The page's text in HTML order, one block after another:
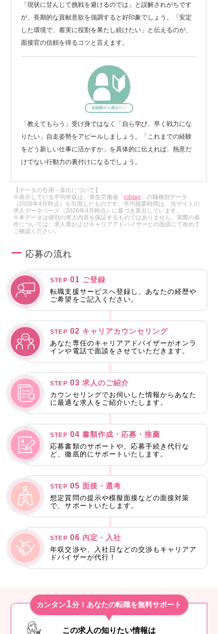
「現状に甘んじて挑戦を避けるのでは」と誤解されがちです
が、長期的な貢献意欲を強調すると好印象でしょう。「安定
した環境で、着実に役割を果たし続けたい」と伝えるのが、
面接官の信頼を得るコツと言えます。
未経験から挑みたい
「教えてもらう」受け身ではなく「自ら学び、早く戦力にな
りたい」自走姿勢をアピールしましょう。「これまでの経験
をどう新しい仕事に活かすか」を具体的に伝えれば、熱意だ
けでない行動力の裏付けになるでしょう。
【データの引用・算出について】
※表示している平均年収は、厚生労働省「jobtag 」の職種別データ
（2026年4月時点）を引用したものです。平均残業時間は、当サイトの
求人データベース（2026年4月時点）に基づき算出しています。
※本データは個別の求人内容を保証するものではありません。実際の条
件については、求人票およびキャリアアドバイザーとの面談にて改めて
ご確認ください。
応募の流れ
STEP 01 ご登録
転職支援サービスへ登録し、あなたの経歴や
ご希望をご記入ください。
STEP 02 キャリアカウンセリング
あなた専任のキャリアアドバイザーがオンラ
インや電話で面談をさせていただきます。
STEP 03 求人のご紹介
カウンセリングでお伺いした情報からあなた
に最適な求人をご紹介いたします。
STEP 04 書類作成・応募・推薦
応募書類のサポートや、応募手続き代行な
ど、徹底的にサポートいたします。
STEP 05 面接・選考
想定質問の提示や模擬面接などの面接対策
で、サポートいたします。
STEP 06 内定・入社
年収交渉や、入社日などの交渉もキャリアア
ドバイザーが代行！
カンタン1分！あなたの転職を無料サポート
この求人の知りたい情報は